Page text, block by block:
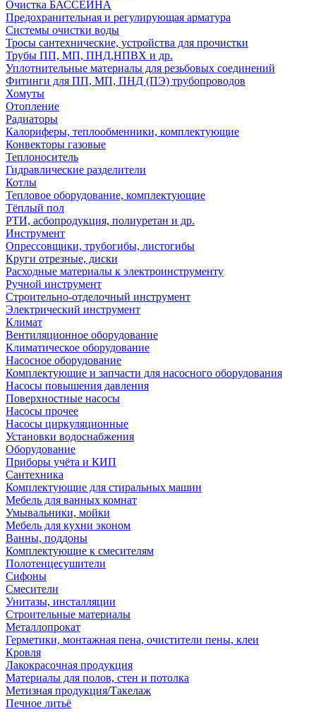
Очистка БАССЕЙНА
Предохранительная и регулирующая арматура
Системы очистки воды
Тросы сантехнические, устройства для прочистки
Трубы ПП, МП, ПНД,НПВХ и др.
Уплотнительные материалы для резьбовых соединений
Фитинги для ПП, МП, ПНД (ПЭ) трубопроводов
Хомуты
Отопление
Радиаторы
Калориферы, теплообменники, комплектующие
Конвекторы газовые
Теплоноситель
Гидравлические разделители
Котлы
Тепловое оборудование, комплектующие
Тёплый пол
РТИ, асбопродукция, полиуретан и др.
Инструмент
Опрессовщики, трубогибы, листогибы
Круги отрезные, диски
Расходные материалы к электроинструменту
Ручной инструмент
Строительно-отделочный инструмент
Электрический инструмент
Климат
Вентиляционное оборудование
Климатическое оборудование
Насосное оборудование
Комплектующие и запчасти для насосного оборудования
Насосы повышения давления
Поверхностные насосы
Насосы прочее
Насосы циркуляционные
Установки водоснабжения
Оборудование
Приборы учёта и КИП
Сантехника
Комплектующие для стиральных машин
Мебель для ванных комнат
Умывальники, мойки
Мебель для кухни эконом
Ванны, поддоны
Комплектующие к смесителям
Полотенцесушители
Сифоны
Смесители
Унитазы, инсталляции
Строительные материалы
Металлопрокат
Герметики, монтажная пена, очистители пены, клеи
Кровля
Лакокрасочная продукция
Материалы для полов, стен и потолка
Метизная продукция/Такелаж
Печное литьё